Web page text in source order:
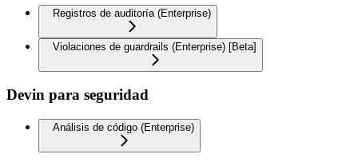
Registros de auditoría (Enterprise)
Violaciones de guardrails (Enterprise) [Beta]
Devin para seguridad
Análisis de código (Enterprise)